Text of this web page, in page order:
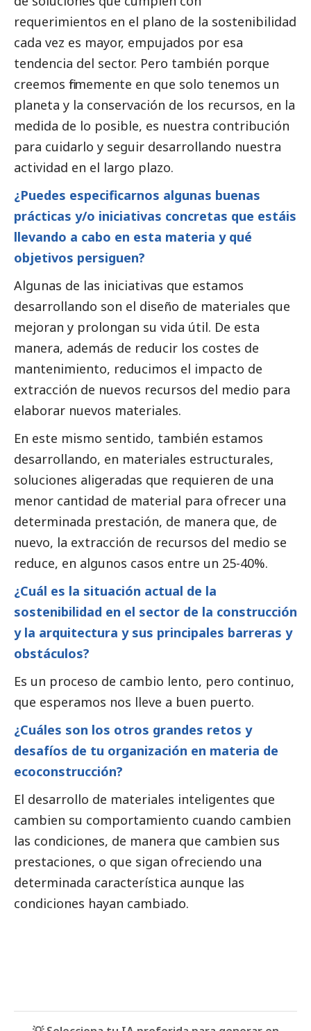
requerimientos en el plano de la sostenibilidad
cada vez es mayor, empujados por esa
tendencia del sector. Pero también porque
creemos firmemente en que solo tenemos un
planeta y la conservación de los recursos, en la
medida de lo posible, es nuestra contribución
para cuidarlo y seguir desarrollando nuestra
actividad en el largo plazo.
¿Puedes especificarnos algunas buenas
prácticas y/o iniciativas concretas que estáis
llevando a cabo en esta materia y qué
objetivos persiguen?
Algunas de las iniciativas que estamos
desarrollando son el diseño de materiales que
mejoran y prolongan su vida útil. De esta
manera, además de reducir los costes de
mantenimiento, reducimos el impacto de
extracción de nuevos recursos del medio para
elaborar nuevos materiales.
En este mismo sentido, también estamos
desarrollando, en materiales estructurales,
soluciones aligeradas que requieren de una
menor cantidad de material para ofrecer una
determinada prestación, de manera que, de
nuevo, la extracción de recursos del medio se
reduce, en algunos casos entre un 25-40%.
¿Cuál es la situación actual de la
sostenibilidad en el sector de la construcción
y la arquitectura y sus principales barreras y
obstáculos?
Es un proceso de cambio lento, pero continuo,
que esperamos nos lleve a buen puerto.
¿Cuáles son los otros grandes retos y
desafíos de tu organización en materia de
ecoconstrucción?
El desarrollo de materiales inteligentes que
cambien su comportamiento cuando cambien
las condiciones, de manera que cambien sus
prestaciones, o que sigan ofreciendo una
determinada característica aunque las
condiciones hayan cambiado.